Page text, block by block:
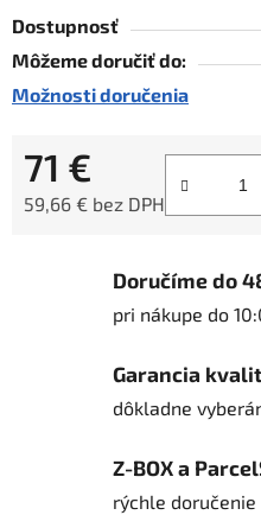
Dostupnosť
Môžeme doručiť do:
Možnosti doručenia
71 €
59,66 € bez DPH
Doručíme do
pri nákupe do
Garancia
dôkladne
Z-BOX a
rýchle doručenie